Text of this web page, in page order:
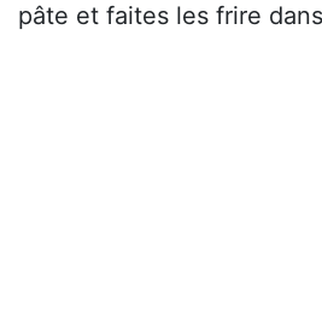
pâte et faites les frire